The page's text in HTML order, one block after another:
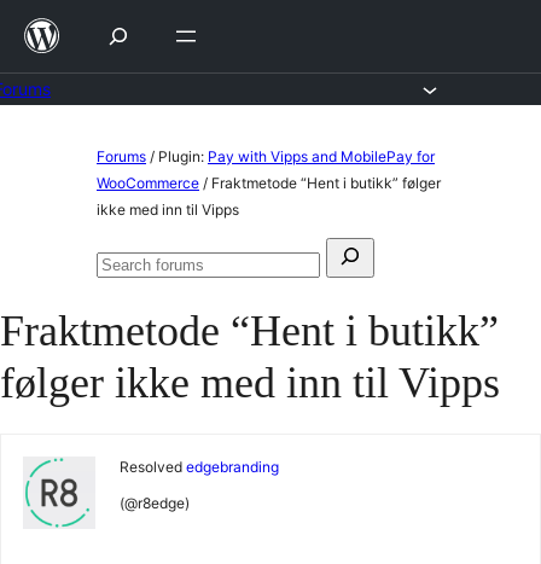
Skip
content
Forums / Plugin: Pay with Vipps and MobilePay for
WooCommerce / Fraktmetode “Hent i butikk” følger
ikke med inn til Vipps
Search
Search
Fraktmetode “Hent i butikk”
følger ikke med inn til Vipps
Resolved edgebranding
(@r8edge)